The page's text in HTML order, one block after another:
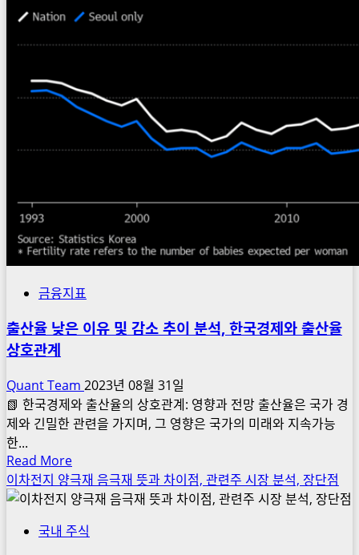
금융지표
출산율 낮은 이유 및 감소 추이 분석, 한국경제와 출산율
상호관계
Quant Team 2023년 08월 31일
📗 한국경제와 출산율의 상호관계: 영향과 전망 출산율은 국가 경
제와 긴밀한 관련을 가지며, 그 영향은 국가의 미래와 지속가능
한...
Read MoreRead
more
about
산
이차전지 양극재 음극재 뜻과 차이점, 관련주 시장 분석, 장단점
국내 주식